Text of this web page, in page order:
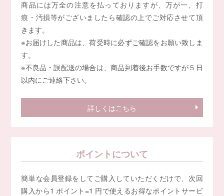
商品には万全の注意を払っておりますが、万が一、打
痕・汚損等がございましたら確認の上でご対応させて頂
きます。
※お届けした商品は、荷受時に必ずご確認をお願い致しま
す。
※不良品・誤配送の場合は、商品到着後お手数ですが５日
以内にご連絡下さい。
詳しくはこちら
ポイントについて
簡単な会員登録をしてご購入していただくだけで、次回
購入から1 ポイント=1 円で使えるお得なポイントサービ